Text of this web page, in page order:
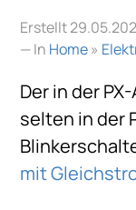
Erstellt
— In Home»
Der in der
selten in der
mit